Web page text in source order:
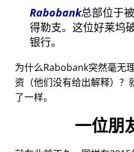
Rabobank总部位于
得勒支。这位好莱坞
银行。
为什么Rabobank突然毫无
资（他们没有给出解释）？
了一样。
一位朋